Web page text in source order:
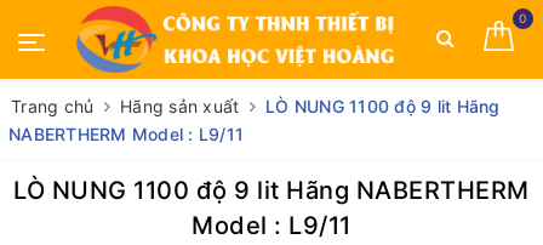
0
Trang chủ Hãng sản xuất
LÒ NUNG 1100 độ 9 lit Hãng
NABERTHERM Model : L9/11
LÒ NUNG 1100 độ 9 lit Hãng NABERTHERM
Model : L9/11